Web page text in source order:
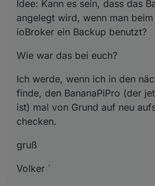
Idee: Kann es sein, dass das
angelegt wird, wenn man
ioBroker ein Backup benutzt?
Wie war das bei euch?
Ich werde, wenn ich in den
finde, den BananaPiPro (der
ist) mal von Grund auf neu
checken.
gruß
Volker `